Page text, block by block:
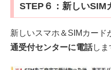
STEP６：新しい
新しいスマホ＆SIMカード
通受付センターに電話しま